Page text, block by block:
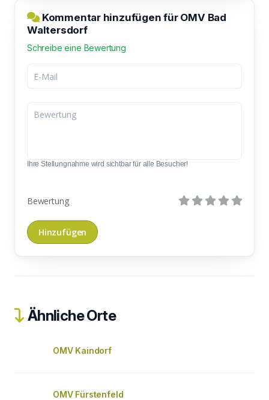
Kommentar hinzufügen für OMV Bad
Waltersdorf
Schreibe eine Bewertung
Ihre Stellungnahme wird sichtbar für alle Besucher!
Bewertung
Ähnliche Orte
OMV Kaindorf
OMV Fürstenfeld